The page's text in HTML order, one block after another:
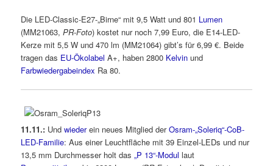
Die LED-Classic-E27-„Birne“ mit 9,5 Watt und 801 Lumen
(MM21063,PR-Foto) kostet nur noch 7,99 Euro, die E14-LED-
Kerze mit 5,5 W und 470 lm (MM21064) gibt’s für 6,99 €. Beide
tragen das EU-Ökolabel A+, haben 2800 Kelvin und
Farbwiedergabeindex Ra 80.
11.11.: Undwiederein neues Mitglied derOsram-„Soleriq“-CoB-
LED-Familie: Aus einer Leuchtfläche mit 39 Einzel-LEDs und nur
13,5 mm Durchmesser holt das„P 13“-Modullaut